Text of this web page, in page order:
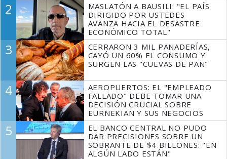
2
MASLATÓN A BAUSILI: "EL PAÍS
DIRIGIDO POR USTEDES
AVANZA HACIA EL DESASTRE
ECONÓMICO TOTAL"
3
CERRARON 3 MIL PANADERÍAS,
CAYÓ UN 60% EL CONSUMO Y
SURGEN LAS "CUEVAS DE PAN"
4
AEROPUERTOS: EL "EMPLEADO
FALLADO" DEBE TOMAR UNA
DECISIÓN CRUCIAL SOBRE
EURNEKIAN Y SUS NEGOCIOS
5
EL BANCO CENTRAL NO PUDO
DAR PRECISIONES SOBRE UN
SOBRANTE DE $4 BILLONES: "EN
ALGÚN LADO ESTÁN"